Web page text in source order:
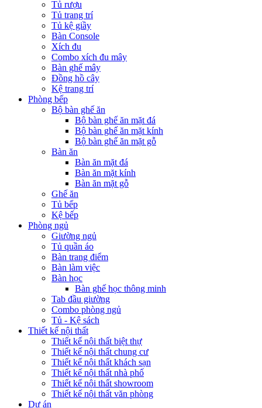
Tủ rượu
Tủ trang trí
Tủ kệ giầy
Bàn Console
Xích đu
Combo xích đu mây
Bàn ghế mây
Đồng hồ cây
Kệ trang trí
Phòng bếp
Bộ bàn ghế ăn
Bộ bàn ghế ăn mặt đá
Bộ bàn ghế ăn mặt kính
Bộ bàn ghế ăn mặt gỗ
Bàn ăn
Bàn ăn mặt đá
Bàn ăn mặt kính
Bàn ăn mặt gỗ
Ghế ăn
Tủ bếp
Kệ bếp
Phòng ngủ
Giường ngủ
Tủ quần áo
Bàn trang điểm
Bàn làm việc
Bàn học
Bàn ghế học thông minh
Tab đầu giường
Combo phòng ngủ
Tủ - Kệ sách
Thiết kế nội thất
Thiết kế nội thất biệt thự
Thiết kế nội thất chung cư
Thiết kế nội thất khách sạn
Thiết kế nội thất nhà phố
Thiết kế nội thất showroom
Thiết kế nội thất văn phòng
Dự án